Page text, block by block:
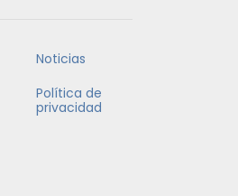
Noticias
Política de
privacidad